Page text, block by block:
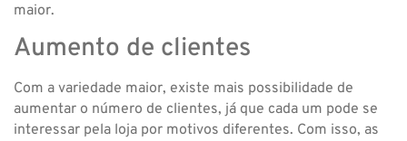
maior.
Aumento de clientes
Com a variedade maior, existe mais possibilidade de
aumentar o número de clientes, já que cada um pode se
interessar pela loja por motivos diferentes. Com isso, as